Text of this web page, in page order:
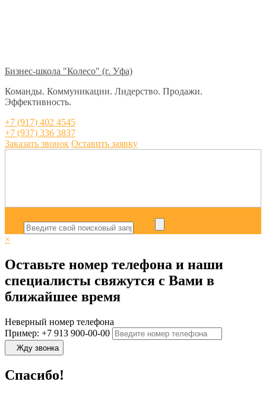
Бизнес-школа "Колесо" (г. Уфа)
Команды. Коммуникации. Лидерство. Продажи.
Эффективность.
+7 (917) 402 4545
+7 (937) 336 3837
Заказать звонок Оставить заявку
×
Оставьте номер телефона и наши
специалисты свяжутся с Вами в
ближайшее время
Неверный номер телефона
Пример: +7 913 900-00-00
Жду звонка
Спасибо!